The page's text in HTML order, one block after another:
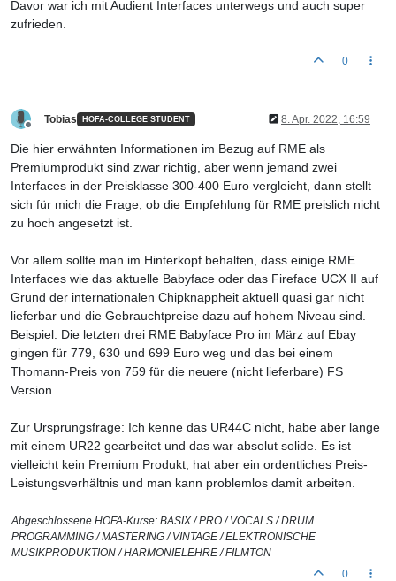
Davor war ich mit Audient Interfaces unterwegs und auch super
zufrieden.
0
Tobias HOFA-COLLEGE STUDENT 8. Apr. 2022, 16:59
Die hier erwähnten Informationen im Bezug auf RME als
Premiumprodukt sind zwar richtig, aber wenn jemand zwei
Interfaces in der Preisklasse 300-400 Euro vergleicht, dann stellt
sich für mich die Frage, ob die Empfehlung für RME preislich nicht
zu hoch angesetzt ist.
Vor allem sollte man im Hinterkopf behalten, dass einige RME
Interfaces wie das aktuelle Babyface oder das Fireface UCX II auf
Grund der internationalen Chipknappheit aktuell quasi gar nicht
lieferbar und die Gebrauchtpreise dazu auf hohem Niveau sind.
Beispiel: Die letzten drei RME Babyface Pro im März auf Ebay
gingen für 779, 630 und 699 Euro weg und das bei einem
Thomann-Preis von 759 für die neuere (nicht lieferbare) FS
Version.
Zur Ursprungsfrage: Ich kenne das UR44C nicht, habe aber lange
mit einem UR22 gearbeitet und das war absolut solide. Es ist
vielleicht kein Premium Produkt, hat aber ein ordentliches Preis-
Leistungsverhältnis und man kann problemlos damit arbeiten.
Abgeschlossene HOFA-Kurse: BASIX / PRO / VOCALS / DRUM
PROGRAMMING / MASTERING / VINTAGE / ELEKTRONISCHE
MUSIKPRODUKTION / HARMONIELEHRE / FILMTON
0